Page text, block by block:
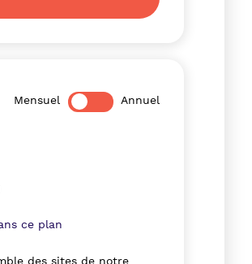
Mensuel Annuel
ce plan
des sites de notre